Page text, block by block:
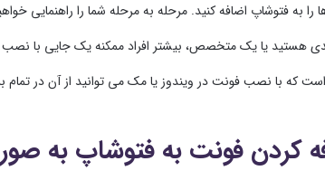
به فتوشاپ اضافه کنید. مرحله به مرحله شما را راهنمایی
هستید یا یک متخصص، بیشتر افراد ممکنه یک جایی با
که با نصب فونت در ویندوز یا مک می توانید از آن در تمام
کردن فونت به فتوشاپ به